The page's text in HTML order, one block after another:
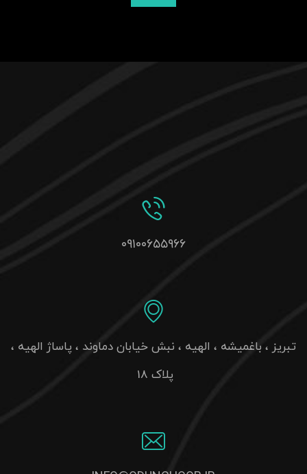
تبریز ، باغمیشه ، الهیه ، نبش خیابان دماوند ، پاساژ الهیه ،
INFO@ODUNCHOOB.IR